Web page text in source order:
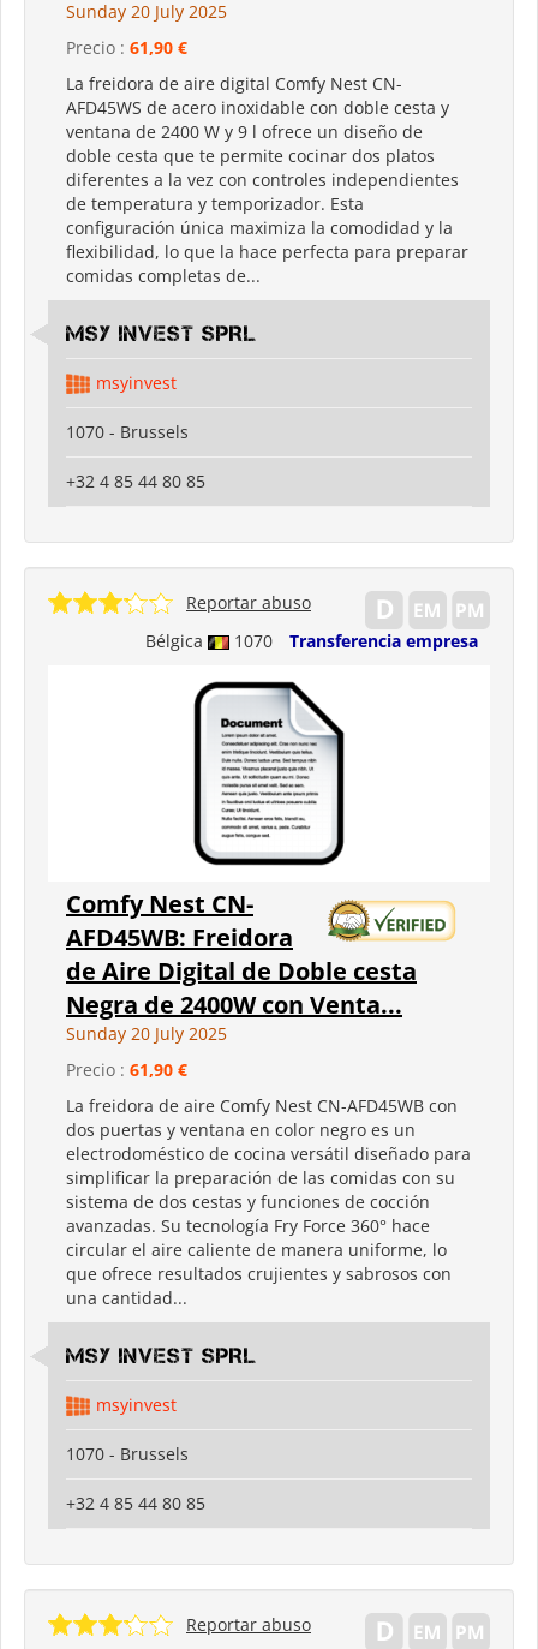
Sunday 20 July 2025
Precio : 61,90 €
La freidora de aire digital Comfy Nest CN-
AFD45WS de acero inoxidable con doble cesta y
ventana de 2400 W y 9 l ofrece un diseño de
doble cesta que te permite cocinar dos platos
diferentes a la vez con controles independientes
de temperatura y temporizador. Esta
configuración única maximiza la comodidad y la
flexibilidad, lo que la hace perfecta para preparar
comidas completas de...
MSY INVEST SPRL
msyinvest
1070 - Brussels
+32 4 85 44 80 85
Bélgica 1070 Transferencia empresa
Reportar abuso
Comfy Nest CN-
AFD45WB: Freidora
de Aire Digital de Doble cesta
Negra de 2400W con Venta...
Sunday 20 July 2025
Precio : 61,90 €
La freidora de aire Comfy Nest CN-AFD45WB con
dos puertas y ventana en color negro es un
electrodoméstico de cocina versátil diseñado para
simplificar la preparación de las comidas con su
sistema de dos cestas y funciones de cocción
avanzadas. Su tecnología Fry Force 360° hace
circular el aire caliente de manera uniforme, lo
que ofrece resultados crujientes y sabrosos con
una cantidad...
MSY INVEST SPRL
msyinvest
1070 - Brussels
+32 4 85 44 80 85
Reportar abuso